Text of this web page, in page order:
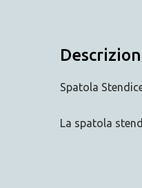
Spatola
La spatola